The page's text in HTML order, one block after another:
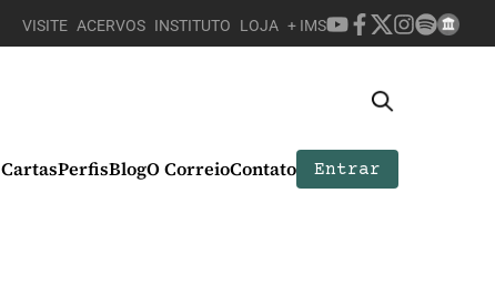
VISITE ACERVOS INSTITUTO LOJA + IMS
CartasPerfisBlogO CorreioContato Entrar